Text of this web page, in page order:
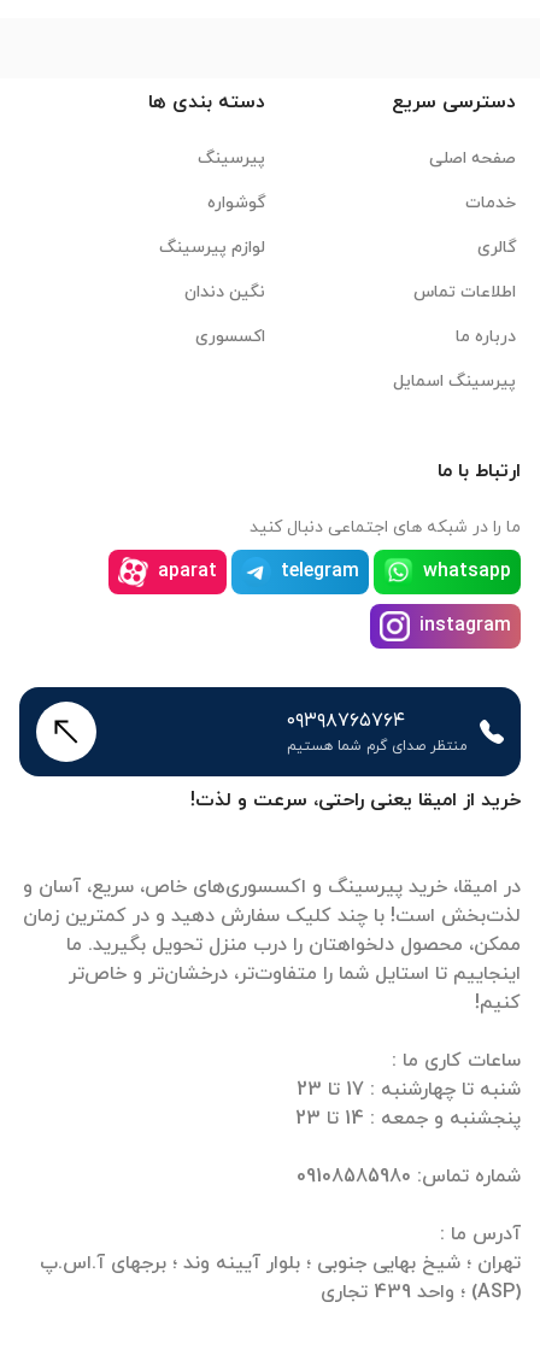
خرید از امیقا یعنی راحتی، سرعت و لذت!
در امیقا، خرید پیرسینگ و اکسسوری‌های خاص، سریع، آسان و
لذت‌بخش است! با چند کلیک سفارش دهید و در کمترین زمان
ممکن، محصول دلخواهتان را درب منزل تحویل بگیرید. ما
اینجاییم تا استایل شما را متفاوت‌تر، درخشان‌تر و خاص‌تر
تهران ؛ شیخ بهایی جنوبی ؛ بلوار آیینه وند ؛ برجهای آ.اس.پ
(ASP) ؛ واحد 439 تجاری
دسترسی سریع
صفحه اصلی
خدمات
گالری
اطلاعات تماس
درباره ما
پیرسینگ اسمایل
دسته بندی ها
پیرسینگ
گوشواره
لوازم پیرسینگ
نگین دندان
اکسسوری
ارتباط با ما
ما را در شبکه های اجتماعی دنبال کنید
whatsapp
telegram
aparat
instagram
۰۹۳۹۸۷۶۵۷۶۴
منتظر صدای گرم شما هستیم